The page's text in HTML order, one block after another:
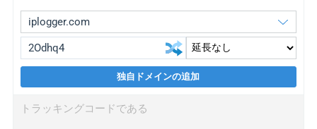
wl.gl
独自ドメインの追加
トラッキングコードである